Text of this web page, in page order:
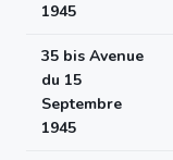
1945
35 bis Avenue
du 15
Septembre
1945